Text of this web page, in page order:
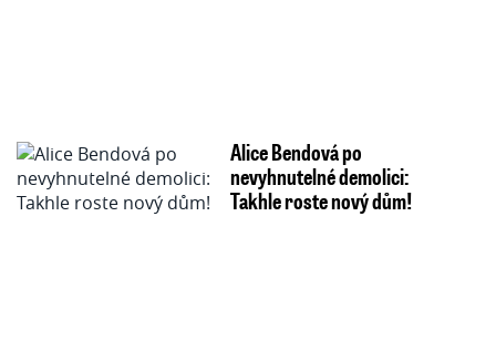
Alice Bendová po
nevyhnutelné demolici:
Takhle roste nový dům!